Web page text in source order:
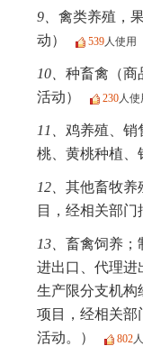
9、 禽类养殖，
动）
539 人使用
10、 种畜禽（商
活动）
230 人使
11、 鸡养殖、销
桃、黄桃种植、
12、 其他畜牧养
目，经相关部
13、 畜禽饲养；
进出口、代理进
生产限分支机构
项目，经相关部
活动。）
802